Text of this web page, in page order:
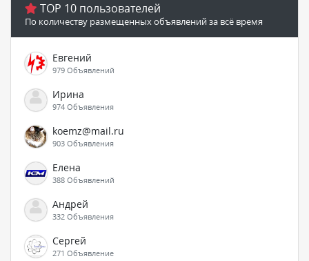
TOP 10 пользователей
По количеству размещенных объявлений за всё время
Евгений
979 Объявлений
Ирина
974 Объявления
koemz@mail.ru
903 Объявления
Елена
388 Объявлений
Андрей
332 Объявления
Сергей
271 Объявление